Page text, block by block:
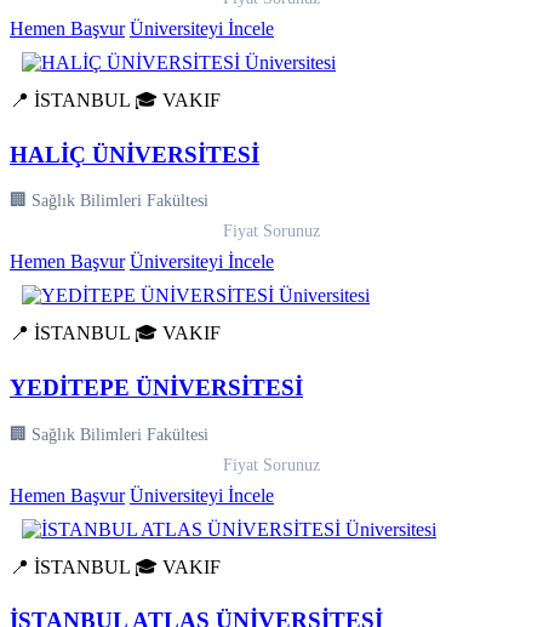
Hemen Başvur Üniversiteyi İncele
📍 İSTANBUL 🎓 VAKIF
HALİÇ ÜNİVERSİTESİ
🏢 Sağlık Bilimleri Fakültesi
Fiyat Sorunuz
Hemen Başvur Üniversiteyi İncele
📍 İSTANBUL 🎓 VAKIF
YEDİTEPE ÜNİVERSİTESİ
🏢 Sağlık Bilimleri Fakültesi
Fiyat Sorunuz
Hemen Başvur Üniversiteyi İncele
📍 İSTANBUL 🎓 VAKIF
İSTANBUL ATLAS ÜNİVERSİTESİ